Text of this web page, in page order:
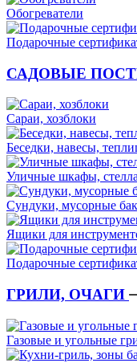
Обогреватели
Подарочные
САДОВЫЕ
Сараи, хозблоки
Беседки, навесы,
Уличные шкафы,
Сундуки, мусорные
Ящики для
Подарочные
ГРИЛИ, ОЧАГИ
Газовые и угольные